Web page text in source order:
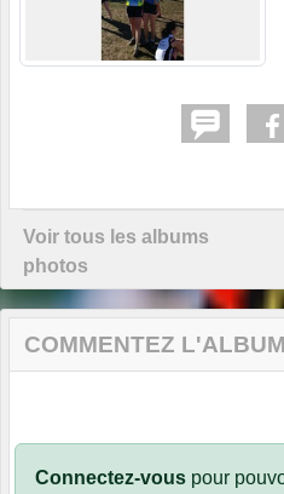
Voir tous les albums
photos
COMMENTEZ L'ALBUM
Connectez-vous pour